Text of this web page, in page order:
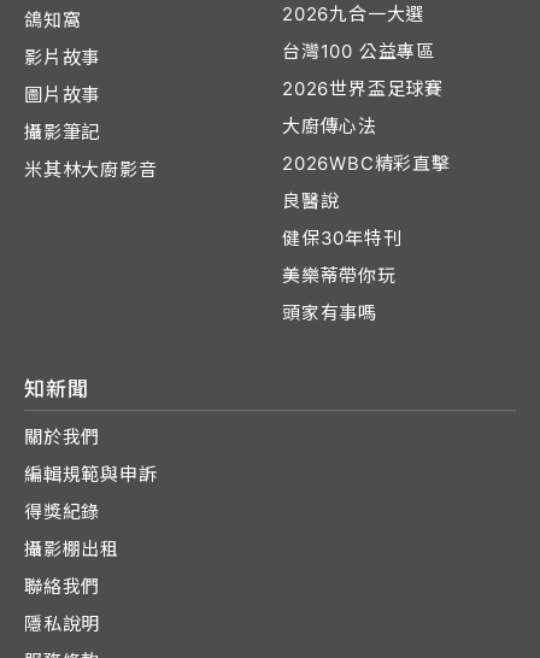
鴿知窩
影片故事
圖片故事
攝影筆記
米其林大廚影音
2026九合一大選
台灣100 公益專區
2026世界盃足球賽
大廚傳心法
2026WBC精彩直擊
良醫說
健保30年特刊
美樂蒂帶你玩
頭家有事嗎
知新聞
關於我們
編輯規範與申訴
得獎紀錄
攝影棚出租
聯絡我們
隱私說明